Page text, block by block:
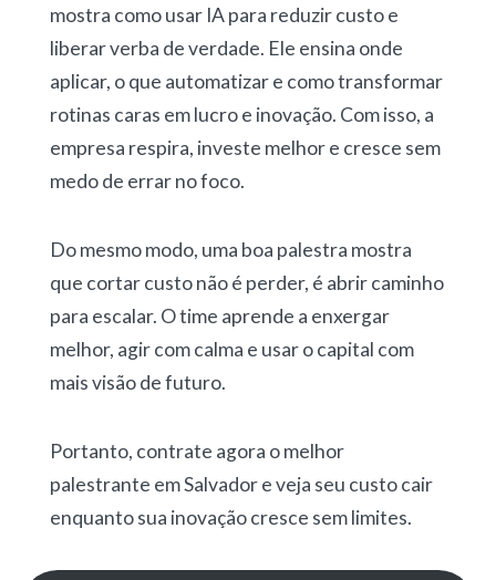
mostra como usar IA para reduzir custo e
liberar verba de verdade. Ele ensina onde
aplicar, o que automatizar e como transformar
rotinas caras em lucro e inovação. Com isso, a
empresa respira, investe melhor e cresce sem
medo de errar no foco.
Do mesmo modo, uma boa palestra mostra
que cortar custo não é perder, é abrir caminho
para escalar. O time aprende a enxergar
melhor, agir com calma e usar o capital com
mais visão de futuro.
Portanto, contrate agora o melhor
palestrante em Salvador e veja seu custo cair
enquanto sua inovação cresce sem limites.